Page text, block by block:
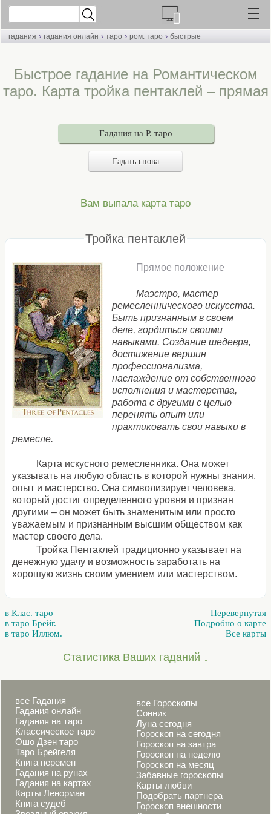
гадания › гадания онлайн › таро › ром. таро › быстрые
Быстрое гадание на Романтическом
таро. Карта тройка пентаклей – прямая
Гадания на Р. таро
Гадать снова
Вам выпала карта таро
Тройка пентаклей
Прямое положение
Маэстро, мастер
ремесленнического искусства.
Быть признанным в своем
деле, гордиться своими
навыками. Создание шедевра,
достижение вершин
профессионализма,
наслаждение от собственного
исполнения и мастерства,
работа с другими с целью
перенять опыт или
практиковать свои навыки в
ремесле.
Карта искусного ремесленника. Она может
указывать на любую область в которой нужны знания,
опыт и мастерство. Она символизирует человека,
который достиг определенного уровня и признан
другими – он может быть знаменитым или просто
уважаемым и признанным высшим обществом как
мастер своего дела.
Тройка Пентаклей традиционно указывает на
денежную удачу и возможность заработать на
хорошую жизнь своим умением или мастерством.
в Клас. таро
в таро Брейг.
в таро Иллюм.
Перевернутая
Подробно о карте
Все карты
Статистика Ваших гаданий ↓
все Гадания
Гадания онлайн
Гадания на таро
Классическое таро
Ошо Дзен таро
Таро Брейгеля
Книга перемен
Гадания на рунах
Гадания на картах
Карты Ленорман
Книга судеб
все Гороскопы
Сонник
Луна сегодня
Гороскоп на сегодня
Гороскоп на завтра
Гороскоп на неделю
Гороскоп на месяц
Забавные гороскопы
Карты любви
Подобрать партнера
Гороскоп внешности